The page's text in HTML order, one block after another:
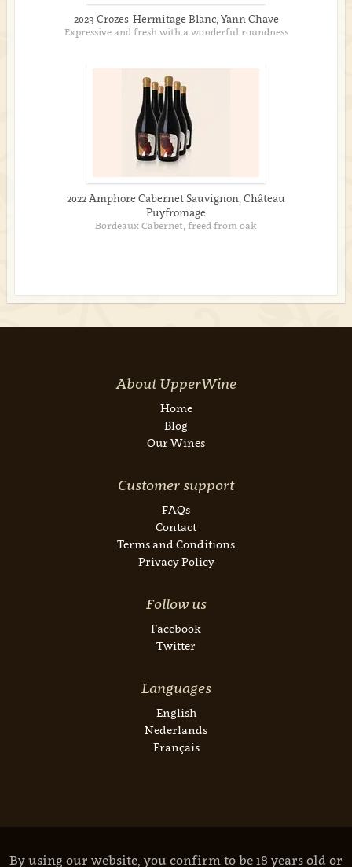
2023 Crozes-Hermitage Blanc, Yann Chave
Expressive and fresh with a wonderful roundness
2022 Amphore Cabernet Sauvignon, Château
Puyfromage
Bordeaux Cabernet, freed from oak
About UpperWine
Home
Blog
Our Wines
Customer support
FAQs
Contact
Terms and Conditions
Privacy Policy
Follow us
Facebook
Twitter
Languages
English
Nederlands
Français
By using our website, you confirm to be 18 years old or